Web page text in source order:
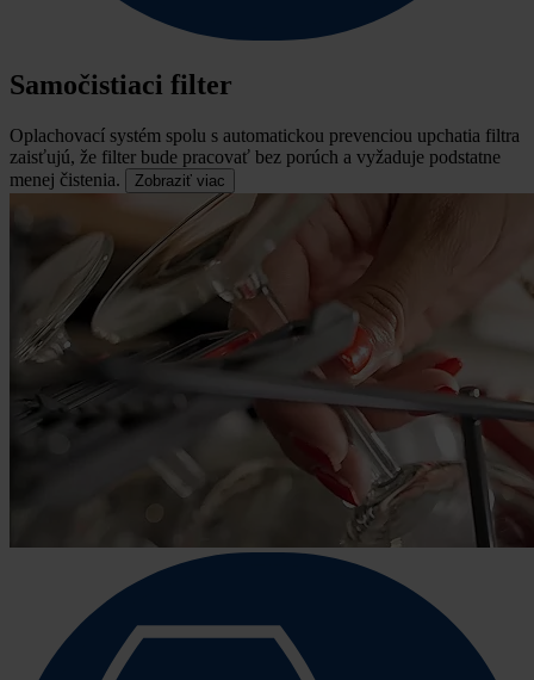
Samočistiaci filter
Oplachovací systém spolu s automatickou prevenciou upchatia filtra
zaisťujú, že filter bude pracovať bez porúch a vyžaduje podstatne
menej čistenia.
Zobraziť viac